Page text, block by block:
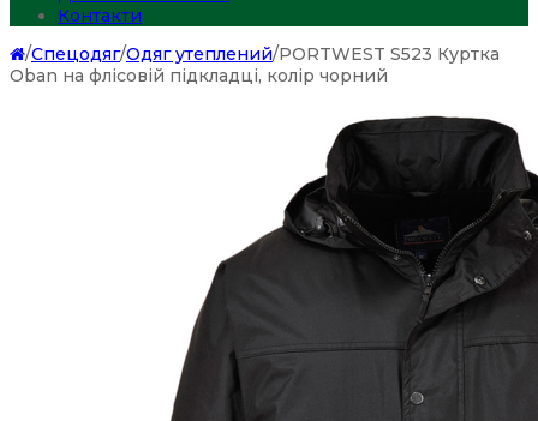
Контакти
/Спецодяг/Одяг утеплений/PORTWEST S523 Куртка
Oban на флісовій підкладці, колір чорний